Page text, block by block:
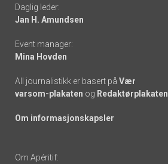
links
Daglig leder:
Jan H. Amundsen
Event manager:
Mina Hovden
All journalistikk er basert på Vær
varsom-plakaten og Redaktørplakaten
Om informasjonskapsler
Om Apéritif: